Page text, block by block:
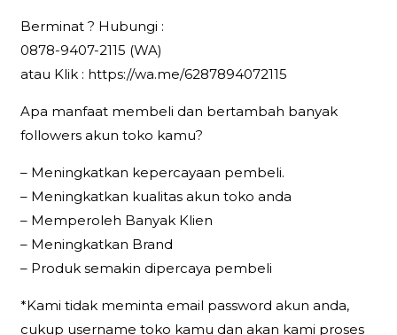
Berminat ? Hubungi :
0878-9407-2115 (WA)
atau Klik : https://wa.me/6287894072115
Apa manfaat membeli dan bertambah banyak
followers akun toko kamu?
– Meningkatkan kepercayaan pembeli.
– Meningkatkan kualitas akun toko anda
– Memperoleh Banyak Klien
– Meningkatkan Brand
– Produk semakin dipercaya pembeli
*Kami tidak meminta email password akun anda,
cukup username toko kamu dan akan kami proses